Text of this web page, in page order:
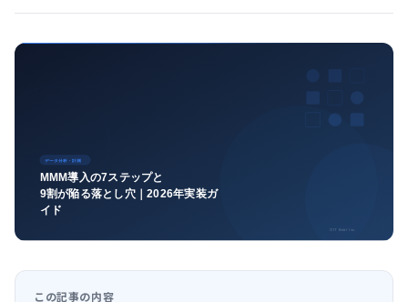
この記事の内容